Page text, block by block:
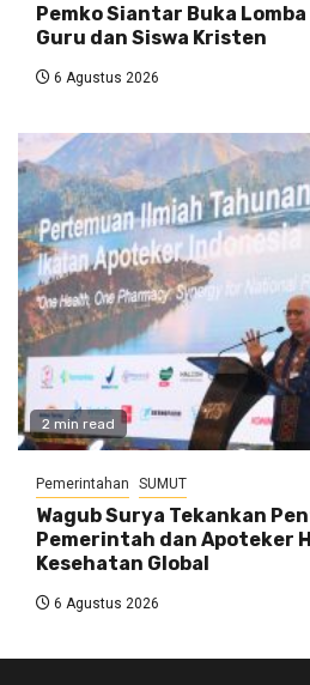
Pemko Siantar Buka
Guru dan Siswa Kristen
6 Agustus 2026
2 min read
Pemerintahan SUMUT
Wagub Surya Tekankan
Pemerintah dan Apoteker
Kesehatan Global
6 Agustus 2026